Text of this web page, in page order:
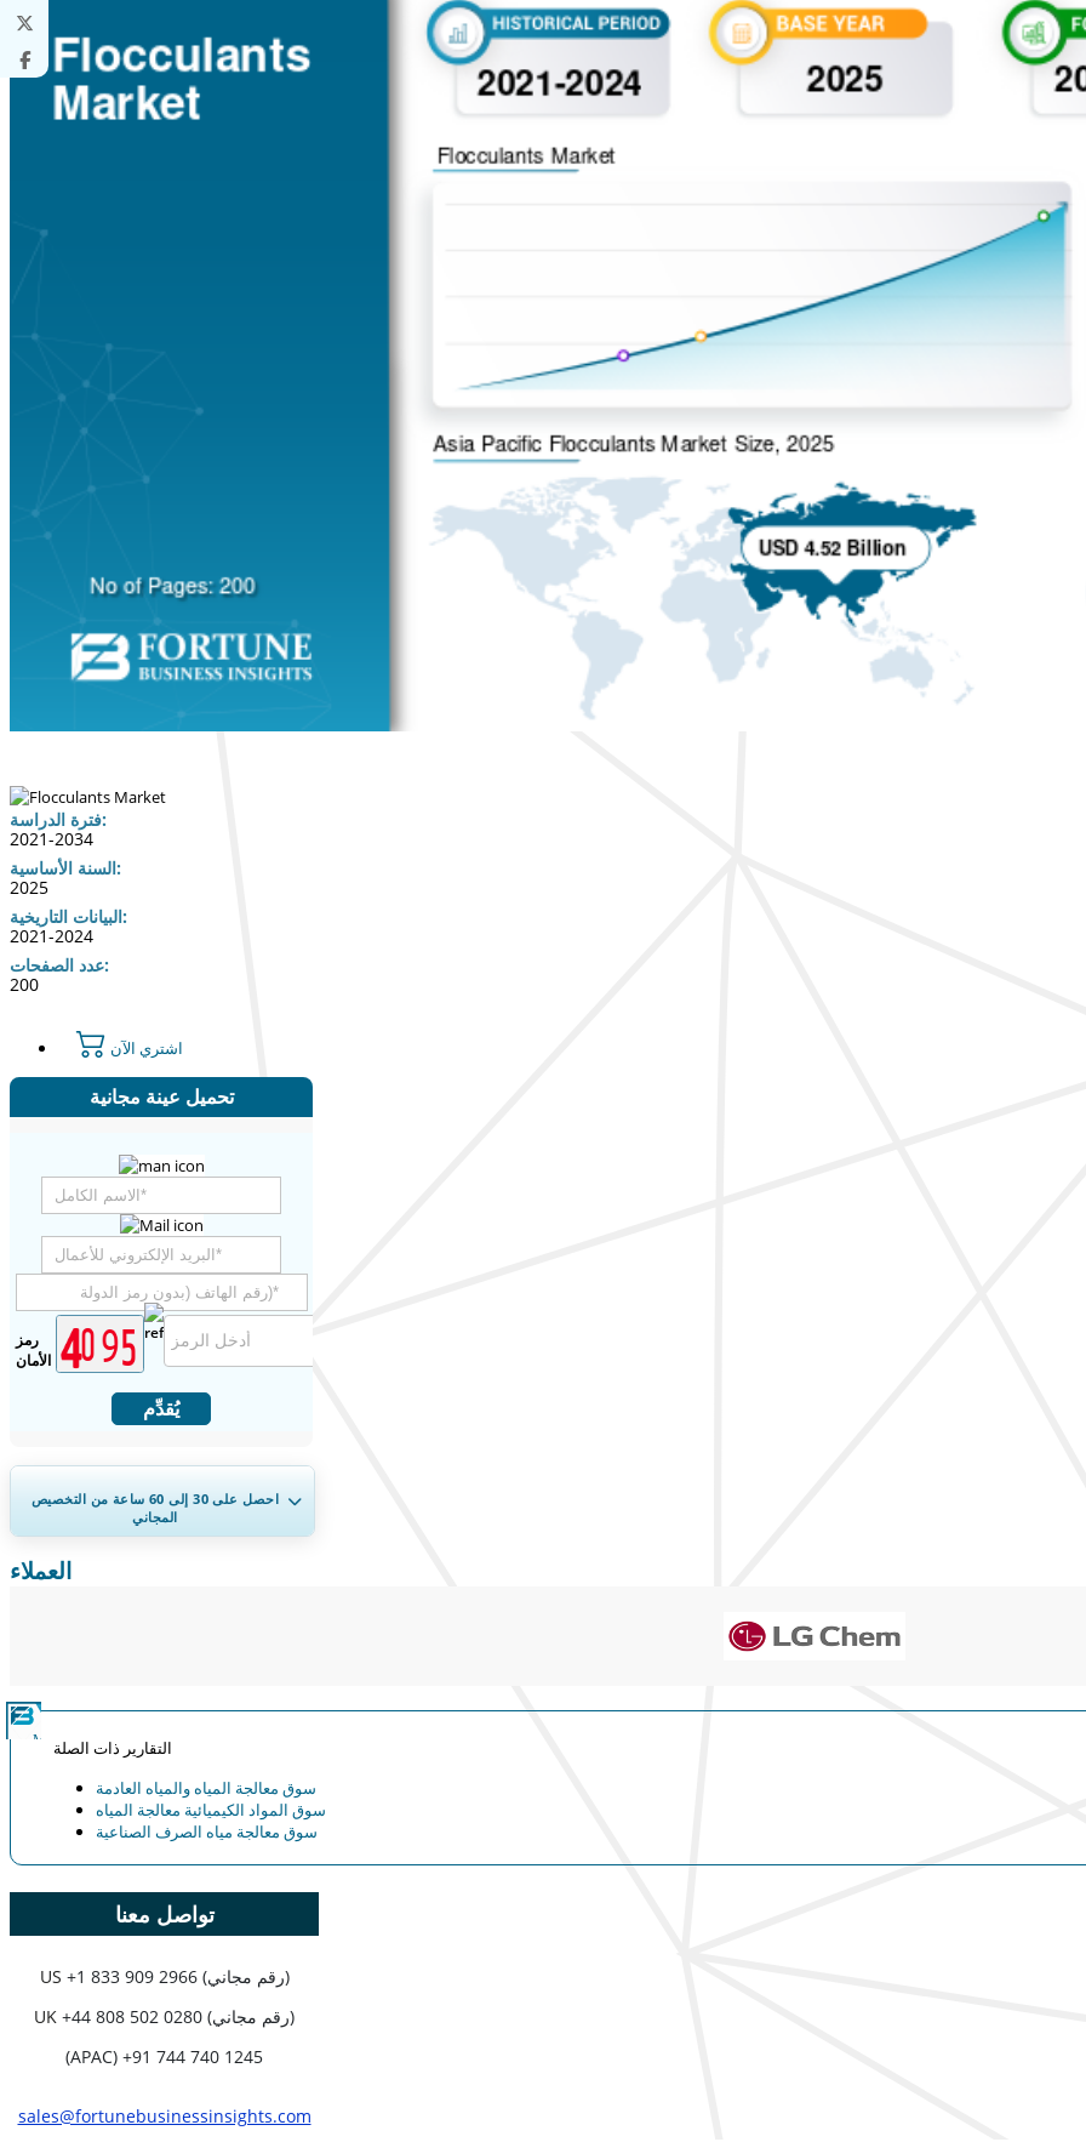
فترة الدراسة:
2021-2034
السنة الأساسية:
2025
البيانات التاريخية:
2021-2024
عدد الصفحات:
200
اشتري الآن
تحميل عينة مجانية
رمز
الأمان
يُقدِّم
احصل على 30 إلى 60 ساعة من التخصيص
المجاني
توسيع التغطية الإقليمية والدولية، تحليل
العملاء
التقارير ذات الصلة
سوق معالجة المياه والمياه العادمة
سوق المواد الكيميائية معالجة المياه
سوق معالجة مياه الصرف الصناعية
تواصل معنا
US
+1 833 909 2966 (رقم مجاني)
UK
+44 808 502 0280 (رقم مجاني)
(APAC) +91 744 740 1245
sales@fortunebusinessinsights.com